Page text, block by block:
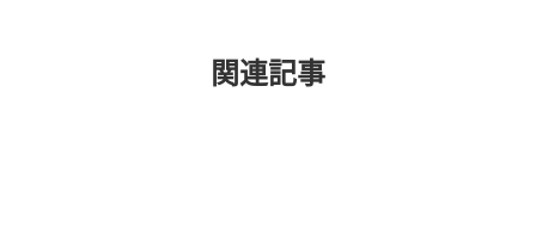
関連記事